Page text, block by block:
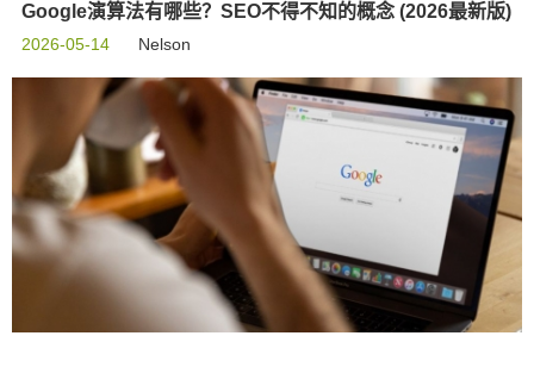
Google演算法有哪些？SEO不得不知的概念 (2026最新版)
2026-05-14 Nelson